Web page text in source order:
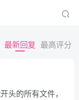
最新回复 最高评分
头的所有文件，